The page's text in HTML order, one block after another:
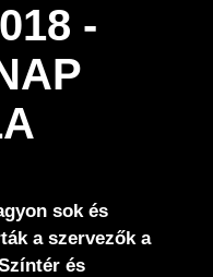
-
sok és
a szervezők a
és